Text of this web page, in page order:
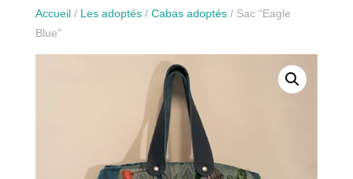
Accueil/ Les adoptés/ Cabas adoptés/ Sac “Eagle
Blue”